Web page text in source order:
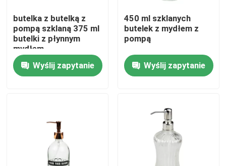
Produkty
O nas
Kontrola jakości
butelka z butelką z
pompą szklaną 375 ml
butelki z płynnym
mydłem
Wyślij zapytanie
450 ml szklanych
butelek z mydłem z
pompą
Wyślij zapytanie